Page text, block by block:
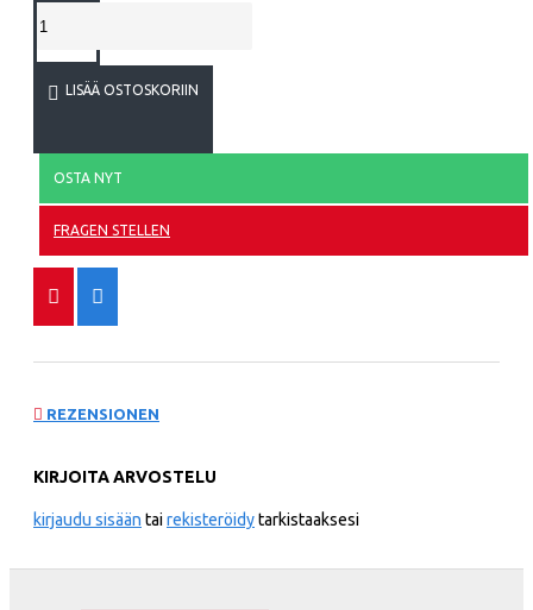
LISÄÄ OSTOSKORIIN
OSTA NYT
FRAGEN STELLEN
REZENSIONEN
KIRJOITA ARVOSTELU
kirjaudu sisään tairekisteröidytarkistaaksesi